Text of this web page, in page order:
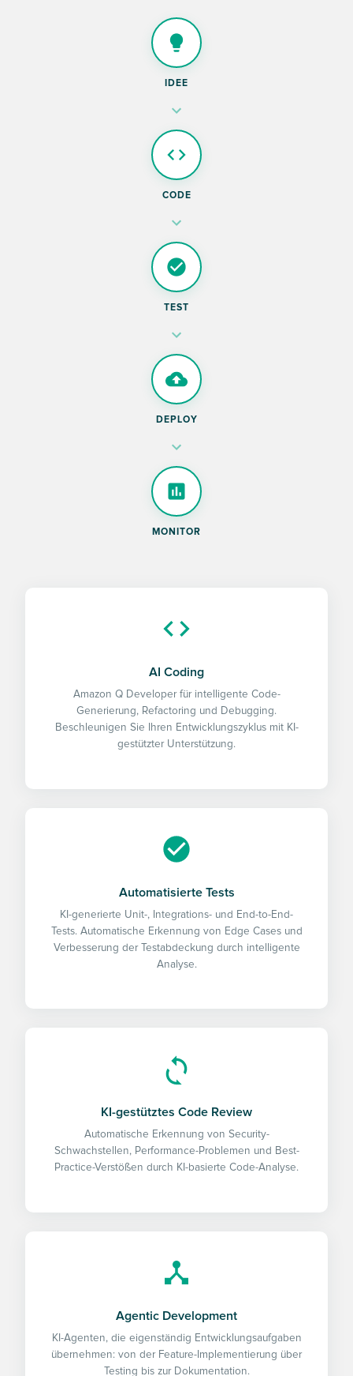
IDEE
CODE
TEST
DEPLOY
MONITOR
AI Coding
Amazon Q Developer für intelligente Code-
Generierung, Refactoring und Debugging.
Beschleunigen Sie Ihren Entwicklungszyklus mit KI-
gestützter Unterstützung.
Automatisierte Tests
KI-generierte Unit-, Integrations- und End-to-End-
Tests. Automatische Erkennung von Edge Cases und
Verbesserung der Testabdeckung durch intelligente
Analyse.
KI-gestütztes Code Review
Automatische Erkennung von Security-
Schwachstellen, Performance-Problemen und Best-
Practice-Verstößen durch KI-basierte Code-Analyse.
Agentic Development
KI-Agenten, die eigenständig Entwicklungsaufgaben
übernehmen: von der Feature-Implementierung über
Testing bis zur Dokumentation.